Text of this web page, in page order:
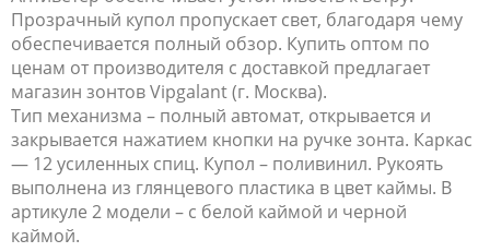
Прозрачный купол пропускает свет, благодаря чему
обеспечивается полный обзор. Купить оптом по
ценам от производителя с доставкой предлагает
магазин зонтов Vipgalant (г. Москва).
Тип механизма – полный автомат, открывается и
закрывается нажатием кнопки на ручке зонта. Каркас
— 12 усиленных спиц. Купол – поливинил. Рукоять
выполнена из глянцевого пластика в цвет каймы. В
артикуле 2 модели – с белой каймой и черной
каймой.